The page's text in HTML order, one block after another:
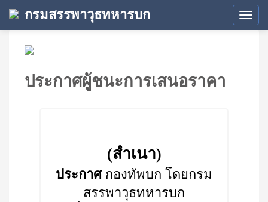
กรมสรรพาวุธทหารบก
ประกาศผู้ชนะการเสนอราคา
(สำเนา)
ประกาศกองทัพบก โดยกรม
สรรพาวุธทหารบก